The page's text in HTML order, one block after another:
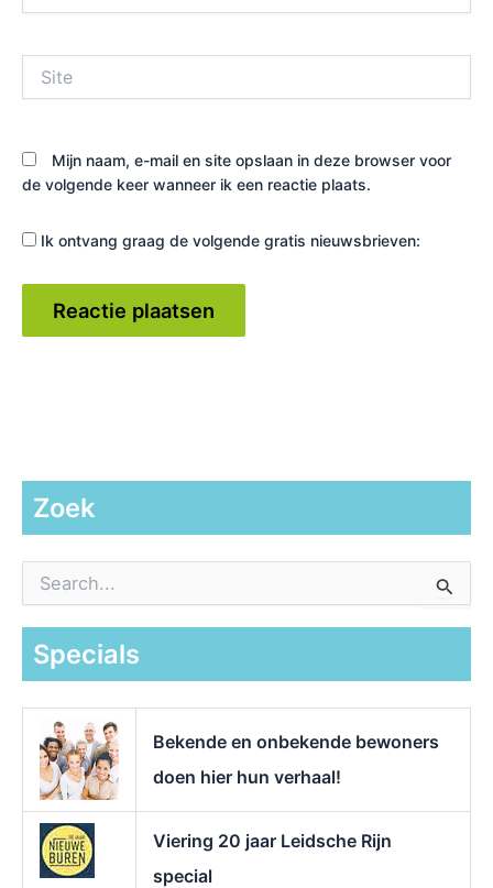
Mijn naam, e-mail en site opslaan in deze browser voor
de volgende keer wanneer ik een reactie plaats.
Ik ontvang graag de volgende gratis nieuwsbrieven:
Zoek
a
Specials
Bekende en onbekende bewoners
doen hier hun verhaal!
Viering 20 jaar Leidsche Rijn
special